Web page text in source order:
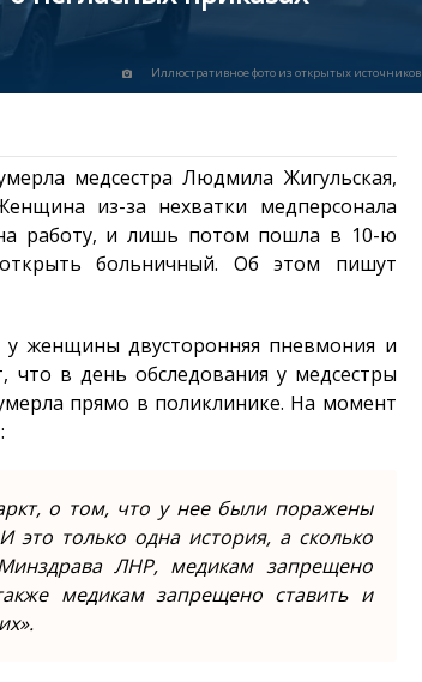
Иллюстративное фото из открытых источников
медсестра Людмила Жигульская,
из-за нехватки медперсонала
работу, и лишь потом пошла в 10-ю
больничный. Об этом пишут
у женщины двусторонняя пневмония и
что в день обследования у медсестры
прямо в поликлинике. На момент
о том, что у нее были поражены
это только одна история, а сколько
ЛНР, медикам запрещено
медикам запрещено ставить и